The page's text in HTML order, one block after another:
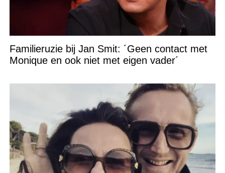
Familieruzie bij Jan Smit: ´Geen contact met
Monique en ook niet met eigen vader´